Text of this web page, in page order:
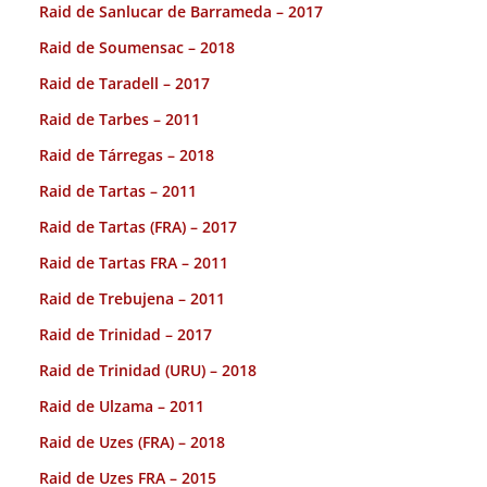
Raid de Sanlucar de Barrameda – 2017
Raid de Soumensac – 2018
Raid de Taradell – 2017
Raid de Tarbes – 2011
Raid de Tárregas – 2018
Raid de Tartas – 2011
Raid de Tartas (FRA) – 2017
Raid de Tartas FRA – 2011
Raid de Trebujena – 2011
Raid de Trinidad – 2017
Raid de Trinidad (URU) – 2018
Raid de Ulzama – 2011
Raid de Uzes (FRA) – 2018
Raid de Uzes FRA – 2015